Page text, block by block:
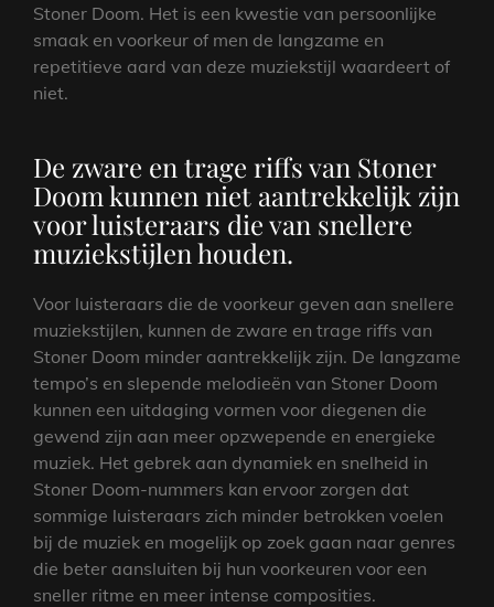
Stoner Doom. Het is een kwestie van persoonlijke
smaak en voorkeur of men de langzame en
repetitieve aard van deze muziekstijl waardeert of
niet.
De zware en trage riffs van Stoner
Doom kunnen niet aantrekkelijk zijn
voor luisteraars die van snellere
muziekstijlen houden.
Voor luisteraars die de voorkeur geven aan snellere
muziekstijlen, kunnen de zware en trage riffs van
Stoner Doom minder aantrekkelijk zijn. De langzame
tempo’s en slepende melodieën van Stoner Doom
kunnen een uitdaging vormen voor diegenen die
gewend zijn aan meer opzwepende en energieke
muziek. Het gebrek aan dynamiek en snelheid in
Stoner Doom-nummers kan ervoor zorgen dat
sommige luisteraars zich minder betrokken voelen
bij de muziek en mogelijk op zoek gaan naar genres
die beter aansluiten bij hun voorkeuren voor een
sneller ritme en meer intense composities.